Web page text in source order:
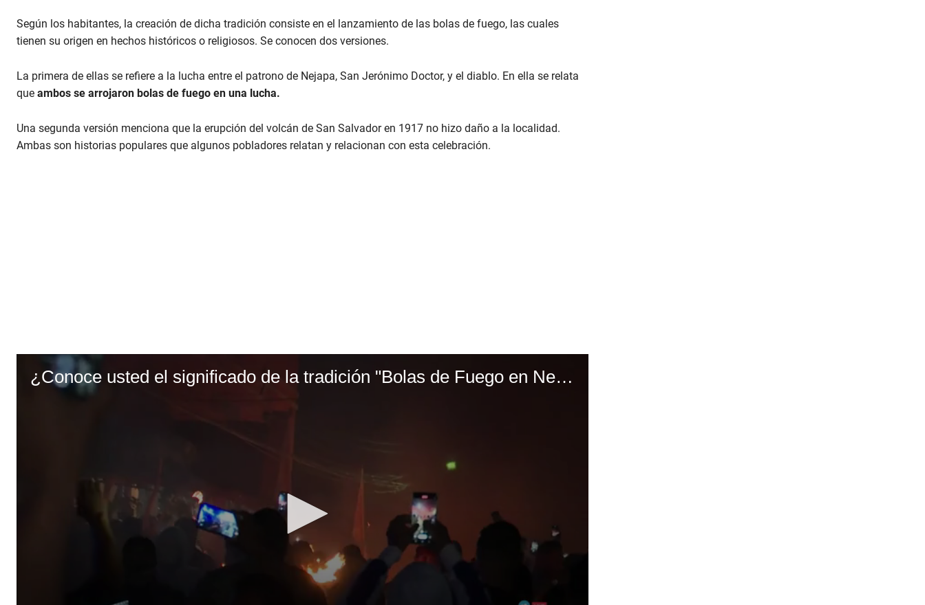
Según los habitantes, la creación de dicha tradición consiste en el lanzamiento de las bolas de fuego, las cuales
tienen su origen en hechos históricos o religiosos. Se conocen dos versiones.
La primera de ellas se refiere a la lucha entre el patrono de Nejapa, San Jerónimo Doctor, y el diablo. En ella se relata
que ambos se arrojaron bolas de fuego en una lucha.
Una segunda versión menciona que la erupción del volcán de San Salvador en 1917 no hizo daño a la localidad.
Ambas son historias populares que algunos pobladores relatan y relacionan con esta celebración.